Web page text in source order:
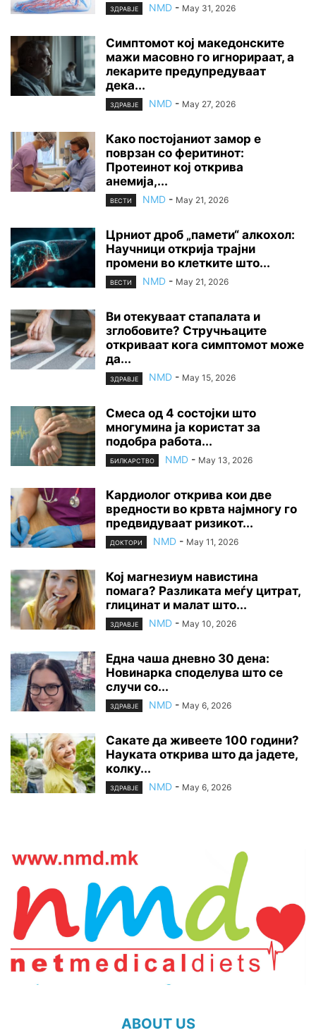
ЗДРАВЈЕ NMD - May 31, 2026
Симптомот кој македонските
мажи масовно го игнорираат, а
лекарите предупредуваат
дека...
ЗДРАВЈЕ NMD - May 27, 2026
Како постојаниот замор е
поврзан со феритинот:
Протеинот кој открива
анемија,...
ВЕСТИ NMD - May 21, 2026
Црниот дроб „памети“ алкохол:
Научници открија трајни
промени во клетките што...
ВЕСТИ NMD - May 21, 2026
Ви отекуваат стапалата и
зглобовите? Стручњаците
откриваат кога симптомот може
да...
ЗДРАВЈЕ NMD - May 15, 2026
Смеса од 4 состојки што
многумина ја користат за
подобра работа...
БИЛКАРСТВО NMD - May 13, 2026
Кардиолог открива кои две
вредности во крвта најмногу го
предвидуваат ризикот...
ДОКТОРИ NMD - May 11, 2026
Кој магнезиум навистина
помага? Разликата меѓу цитрат,
глицинат и малат што...
ЗДРАВЈЕ NMD - May 10, 2026
Една чаша дневно 30 дена:
Новинарка споделува што се
случи со...
ЗДРАВЈЕ NMD - May 6, 2026
Сакате да живеете 100 години?
Науката открива што да јадете,
колку...
ЗДРАВЈЕ NMD - May 6, 2026
ABOUT US